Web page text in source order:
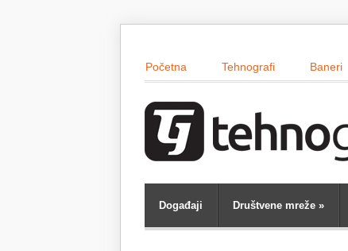
Početna Tehnografi Baneri
Događaji Društvene mreže »